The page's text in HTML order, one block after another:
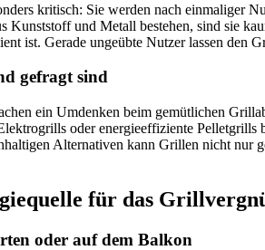
kritisch: Sie werden nach einmaliger
Kunststoff und Metall bestehen, sind sie
ist. Gerade ungeübte Nutzer lassen den
gefragt sind
ein Umdenken beim gemütlichen
oder energieeffiziente
Alternativen kann Grillen nicht
für das
oder auf dem Balkon